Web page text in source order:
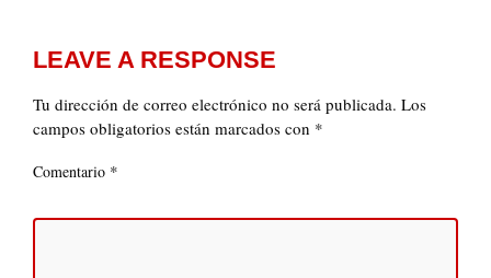
LEAVE A RESPONSE
Tu dirección de correo electrónico no será publicada. Los
campos obligatorios están marcados con *
Comentario *